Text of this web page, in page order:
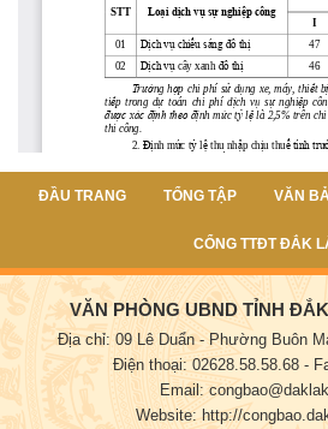
ĐẦU TRANG TỔNG TẬP VĂN
CỔNG TTĐT ĐẮK
VĂN PHÒNG UBND TỈNH
Địa chỉ: 09 Lê Duẩn - Phường Buôn
Điện thoại: 02628.58.58.68-
Email:
Website: http://